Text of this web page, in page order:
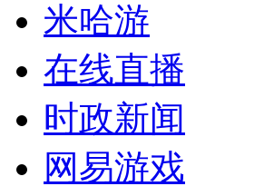
米哈游
在线直播
时政新闻
网易游戏